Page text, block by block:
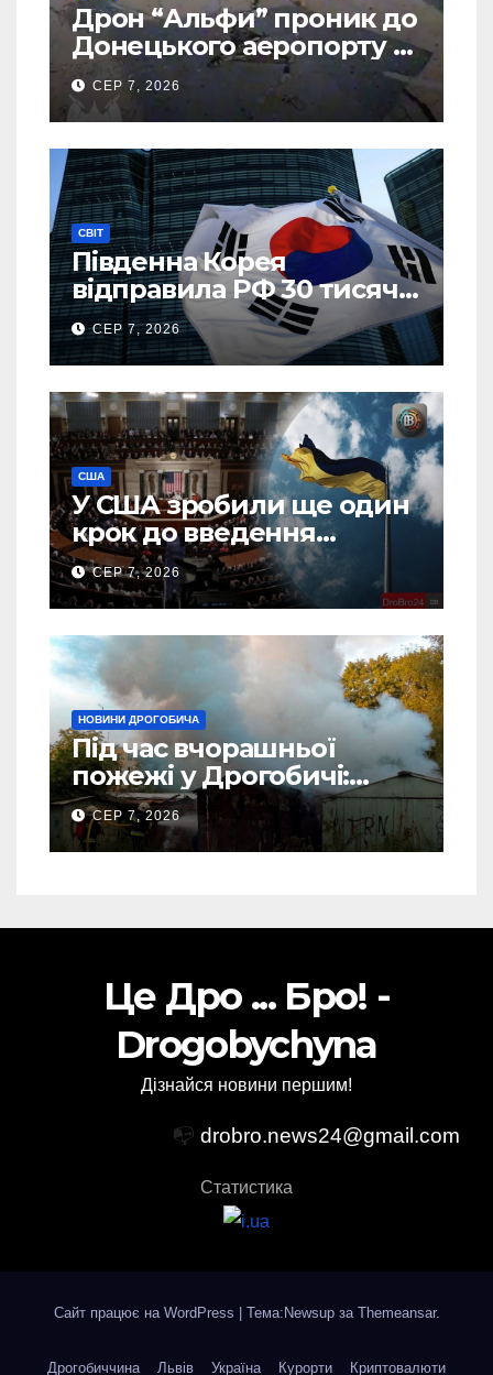
Дрон “Альфи” проник до
Донецького аеропорту та
спалив “Шахед” ще до
запуску
СЕР 7, 2026
СВІТ
Південна Корея
відправила РФ 30 тисяч
тонн авіапалива
СЕР 7, 2026
США
У США зробили ще один
крок до введення
“пекельних санкцій”
проти Росії
СЕР 7, 2026
НОВИНИ ДРОГОБИЧА
Під час вчорашньої
пожежі у Дрогобичі:
“врятовано” 4 гаражі
(Відео)
СЕР 7, 2026
Це Дро ... Бро! -
Drogobychyna
Дізнайся новини першим!
📭 drobro.news24@gmail.com
Статистика
Сайт працює на WordPress | Тема:Newsup за Themeansar.
Дрогобиччина Львів Україна Курорти Криптовалюти